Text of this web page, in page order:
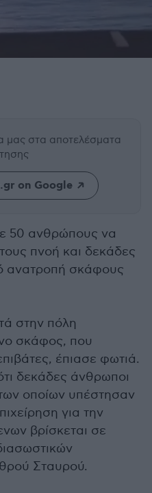
μας στα αποτελέσματα
on Google
50 ανθρώπους να
πνοή και δεκάδες
ανατροπή σκάφους
στην πόλη
σκάφος, που
έπιασε φωτιά.
δεκάδες άνθρωποι
οποίων υπέστησαν
για την
βρίσκεται σε
Σταυρού.